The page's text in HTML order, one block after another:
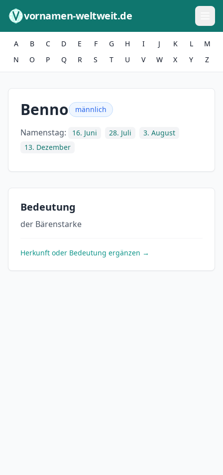
vornamen-weltweit.de
A B C D E F G H I J K L
M
N
O P Q R S T U V W X Y Z
Benno männlich
Namenstag: 16. Juni 28. Juli
3. August
13. Dezember
Bedeutung
der Bärenstarke
Herkunft oder Bedeutung ergänzen →